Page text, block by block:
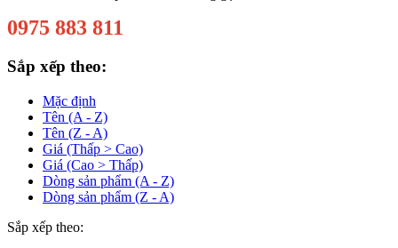
0975 883 811
Sắp xếp theo:
Mặc định
Tên (A - Z)
Tên (Z - A)
Giá (Thấp > Cao)
Giá (Cao > Thấp)
Dòng sản phẩm (A - Z)
Dòng sản phẩm (Z - A)
Sắp xếp theo: